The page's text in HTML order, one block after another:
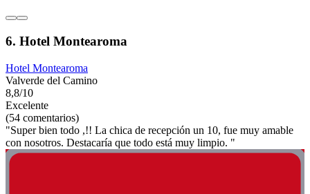
6. Hotel Montearoma
Hotel Montearoma
Valverde del Camino
8,8/10
Excelente
(54 comentarios)
"Super bien todo ,!! La chica de recepción un 10, fue muy amable
con nosotros. Destacaría que todo está muy limpio. "